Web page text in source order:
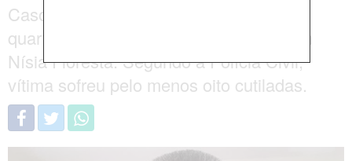
Caso aconteceu na madrugada desta
quarta-feira (22) na praia de Barreta, em
Nísia Floresta. Segundo a Polícia Civil,
vítima sofreu pelo menos oito cutiladas.